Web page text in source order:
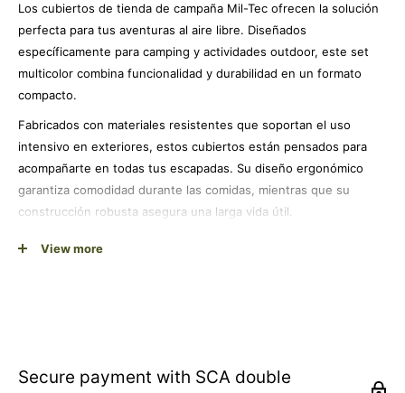
Los cubiertos de tienda de campaña Mil-Tec ofrecen la solución
perfecta para tus aventuras al aire libre. Diseñados
específicamente para camping y actividades outdoor, este set
multicolor combina funcionalidad y durabilidad en un formato
compacto.
Fabricados con materiales resistentes que soportan el uso
intensivo en exteriores, estos cubiertos están pensados para
acompañarte en todas tus escapadas. Su diseño ergonómico
garantiza comodidad durante las comidas, mientras que su
construcción robusta asegura una larga vida útil.
El set incluye todo lo necesario para disfrutar de tus comidas en
prácticos. La marca Mil-Tec garantiza calidad y resistencia en
View more
Secure payment with SCA double